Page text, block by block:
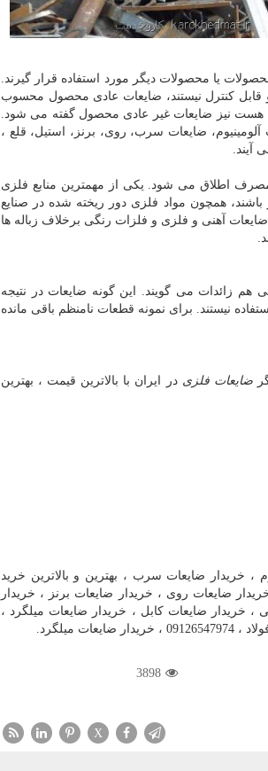
یا محصولات دیگر مورد استفاده قرار گیرند.
قابل کنترل نیستند، ضایعات عادی محصول محسوب
هست نیز ضایعات غیر عادی محصول گفته می شود.
آلومینیوم، ضایعات سرب، روی، برنز، استیل، قلع ،
آیند.
اطلاق می شود. یکی از مهمترین منابع فلزی
باشند، همچون مواد فلزی دور ریخته شده در صنایع
آهنی و فلزی و فلزات رنگی برخلاف زباله ها
هم زائدات می گویند. این گونه ضایعات در نتیجه
نیستند. برای نمونه قطعات نامنظم باقی مانده
ضایعات فلزی در ایران با بالاترین قیمت ، بهترین
، خریدار ضایعات سرب ، بهترین و بالاترین خرید
ضایعات روی ، خریدار ضایعات برنز ، خریدار
، خریدار ضایعات کابل ، خریدار ضایعات میلگرد ،
3898
X